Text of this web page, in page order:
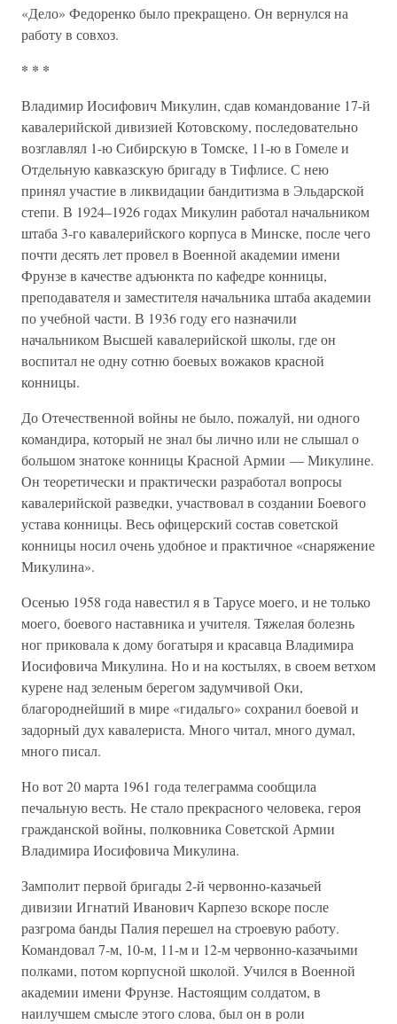
«Дело» Федоренко было прекращено. Он вернулся на
работу в совхоз.
* * *
Владимир Иосифович Микулин, сдав командование 17-й
кавалерийской дивизией Котовскому, последовательно
возглавлял 1-ю Сибирскую в Томске, 11-ю в Гомеле и
Отдельную кавказскую бригаду в Тифлисе. С нею
принял участие в ликвидации бандитизма в Эльдарской
степи. В 1924–1926 годах Микулин работал начальником
штаба 3-го кавалерийского корпуса в Минске, после чего
почти десять лет провел в Военной академии имени
Фрунзе в качестве адъюнкта по кафедре конницы,
преподавателя и заместителя начальника штаба академии
по учебной части. В 1936 году его назначили
начальником Высшей кавалерийской школы, где он
воспитал не одну сотню боевых вожаков красной
конницы.
До Отечественной войны не было, пожалуй, ни одного
командира, который не знал бы лично или не слышал о
большом знатоке конницы Красной Армии — Микулине.
Он теоретически и практически разработал вопросы
кавалерийской разведки, участвовал в создании Боевого
устава конницы. Весь офицерский состав советской
конницы носил очень удобное и практичное «снаряжение
Микулина».
Осенью 1958 года навестил я в Тарусе моего, и не только
моего, боевого наставника и учителя. Тяжелая болезнь
ног приковала к дому богатыря и красавца Владимира
Иосифовича Микулина. Но и на костылях, в своем ветхом
курене над зеленым берегом задумчивой Оки,
благороднейший в мире «гидальго» сохранил боевой и
задорный дух кавалериста. Много читал, много думал,
много писал.
Но вот 20 марта 1961 года телеграмма сообщила
печальную весть. Не стало прекрасного человека, героя
гражданской войны, полковника Советской Армии
Владимира Иосифовича Микулина.
Замполит первой бригады 2-й червонно-казачьей
дивизии Игнатий Иванович Карпезо вскоре после
разгрома банды Палия перешел на строевую работу.
Командовал 7-м, 10-м, 11-м и 12-м червонно-казачьими
полками, потом корпусной школой. Учился в Военной
академии имени Фрунзе. Настоящим солдатом, в
наилучшем смысле этого слова, был он в роли